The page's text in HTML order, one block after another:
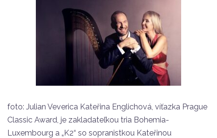
foto: Julian Veverica Kateřina Englichová, víťazka Prague
Classic Award, je zakladateľkou tria Bohemia-
Luxembourg a „K2“ so sopranistkou Kateřinou